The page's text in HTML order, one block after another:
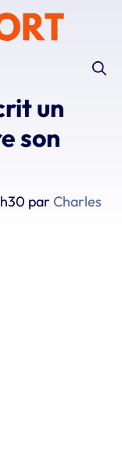
un
son
par Charles